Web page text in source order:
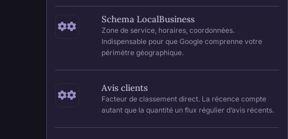
Schema LocalBusiness
Zone de service, horaires, coordonnées.
Indispensable pour que Google comprenne votre
périmètre géographique.
Avis clients
Facteur de classement direct. La récence compte
autant que la quantité un flux régulier d’avis récents.